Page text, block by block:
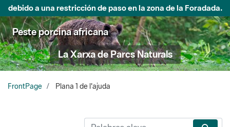
debido a una restricción de paso en la zona de la Foradada.
Peste porcina africana
La Xarxa de Parcs Naturals
FrontPage Plana 1 de l'ajuda